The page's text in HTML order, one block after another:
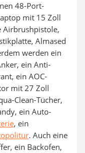
48-Port-
mit 15 Zoll
Airbrushpistole,
Almased
werden ein
ein Anti-
ein AOC-
mit 27 Zoll
Clean-Tücher,
ein Auto-
, ein
. Auch eine
ein Backofen,